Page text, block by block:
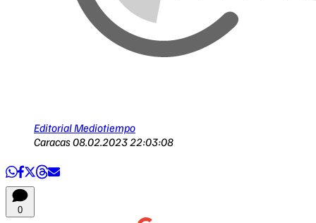
Editorial Mediotiempo
Caracas08.02.2023 22:03:08
0